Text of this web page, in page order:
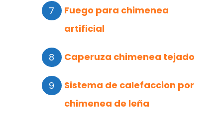
Fuego para chimenea
artificial
Caperuza chimenea tejado
Sistema de calefaccion por
chimenea de leña